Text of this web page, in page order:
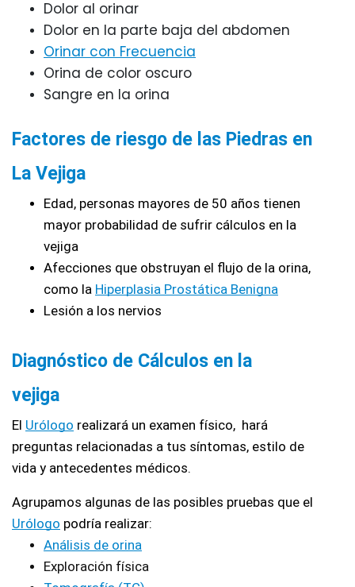
Dolor al orinar
Dolor en la parte baja del abdomen
Orinar con Frecuencia
Orina de color oscuro
Sangre en la orina
Factores de riesgo de las Piedras en
La Vejiga
Edad, personas mayores de 50 años tienen
mayor probabilidad de sufrir cálculos en la
vejiga
Afecciones que obstruyan el flujo de la orina,
como la Hiperplasia Prostática Benigna
Lesión a los nervios
Diagnóstico de Cálculos en la
vejiga
El Urólogo realizará un examen físico,  hará
preguntas relacionadas a tus síntomas, estilo de
vida y antecedentes médicos.
Urólogo podría realizar:
Análisis de orina
Exploración física